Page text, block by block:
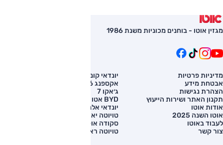
מגזין אוטו - בוחנים מכוניות משנת 1986
מדיניות פרטיות
אבטחת מידע
הצהרת נגישות
תקנון האתר ושירות הייעוץ
אודות אוטו
אוטו השנה 2025
לעבוד באוטו
צור קשר
יונדאי קונה
אקספנג G6
ג׳אקו 7
BYD אטו 3
יונדאי אלנטרה
טויוטה יאריס קרוס
סקודה אוקטביה
טויוטה ראב 4